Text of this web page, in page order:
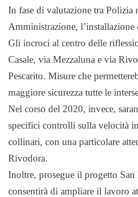
In fase di valutazione tra Polizia
Amministrazione,
Gli incroci al centro delle
Casale, via Mezzaluna e via
Pescarito. Misure che
maggiore sicurezza tutte le
Nel corso del 2020, invece,
specifici controlli sulla velocità
collinari, con una particolare
Rivodora.
Inoltre, prosegue il progetto
consentirà di ampliare il lavoro